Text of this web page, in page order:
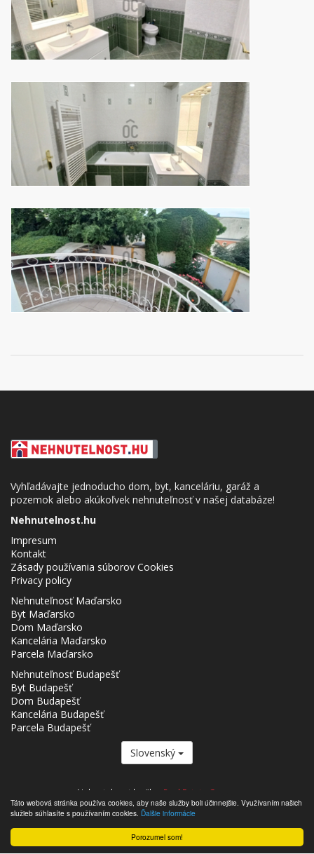
Porozumel som!
Táto webová stránka používa cookies, aby naše služby boli účinnejšie. Využívaním našich
služieb súhlasíte s používaním cookies. Ďalšie informácie
Vyhľadávajte jednoducho dom, byt, kanceláriu, garáž a
pozemok alebo akúkoľvek nehnuteľnosť v našej databáze!
Nehnutelnost.hu
Impresum
Kontakt
Zásady používania súborov Cookies
Privacy policy
Nehnuteľnosť Maďarsko
Byt Maďarsko
Dom Maďarsko
Kancelária Maďarsko
Parcela Maďarsko
Nehnuteľnosť Budapešť
Byt Budapešť
Dom Budapešť
Kancelária Budapešť
Parcela Budapešť
Slovenský
Nehnutelnost.hu člen Real Estate Group.
- Nehnutelnost.hu © 2026 Všetky práva vyhradené